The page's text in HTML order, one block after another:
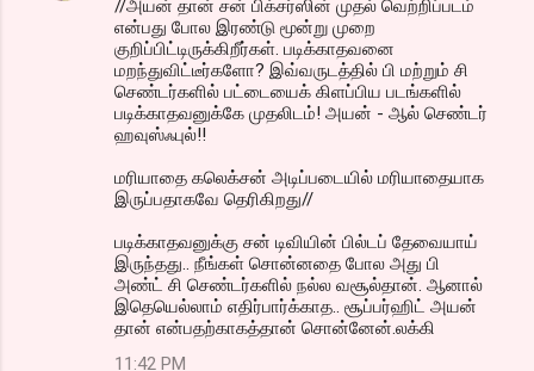
//அயன் தான் சன் பிக்சர்ஸின் முதல் வெற்றிப்படம்
என்பது போல இரண்டு மூன்று முறை
குறிப்பிட்டிருக்கிறீர்கள். படிக்காதவனை
மறந்துவிட்டீர்களோ? இவ்வருடத்தில் பி மற்றும் சி
செண்டர்களில் பட்டையைக் கிளப்பிய படங்களில்
படிக்காதவனுக்கே முதலிடம்! அயன் - ஆல் செண்டர்
ஹவுஸ்ஃபுல்!!
மரியாதை கலெக்சன் அடிப்படையில் மரியாதையாக
இருப்பதாகவே தெரிகிறது//
படிக்காதவனுக்கு சன் டிவியின் பில்டப் தேவையாய்
இருந்தது.. நீங்கள் சொன்னதை போல அது பி
அண்ட் சி செண்டர்களில் நல்ல வசூல்தான். ஆனால்
இதெயெல்லாம் எதிர்பார்க்காத.. சூப்பர்ஹிட் அயன்
தான் என்பதற்காகத்தான் சொன்னேன்.லக்கி
11:42 PM